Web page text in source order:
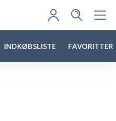
INDKØBSLISTE FAVORITTER